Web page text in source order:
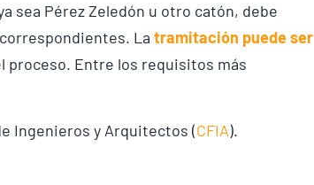
sea Pérez Zeledón u otro catón, debe
La tramitación puede ser
proceso. Entre los requisitos más
Ingenieros y Arquitectos (CFIA).